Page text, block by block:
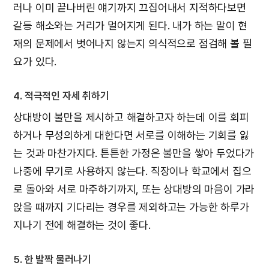
러나 이미 끝나버린 얘기까지 끄집어내서 지적하다보면
갈등 해소와는 거리가 멀어지게 된다. 내가 하는 말이 현
재의 문제에서 벗어나지 않는지 의식적으로 점검해 볼 필
요가 있다.
4. 적극적인 자세 취하기
상대방이 불만을 제시하고 해결하고자 하는데 이를 회피
하거나 무성의하게 대한다면 서로를 이해하는 기회를 잃
는 것과 마찬가지다. 튼튼한 가정은 불만을 쌓아 두었다가
나중에 무기로 사용하지 않는다. 직장이나 학교에서 집으
로 돌아와 서로 마주하기까지, 또는 상대방의 마음이 가라
앉을 때까지 기다리는 경우를 제외하고는 가능한 하루가
지나기 전에 해결하는 것이 좋다.
5. 한 발짝 물러나기